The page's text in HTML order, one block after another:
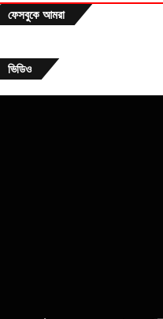
ফেসবুকে আমরা
ভিডিও